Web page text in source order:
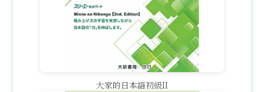
大家的日本語初級II